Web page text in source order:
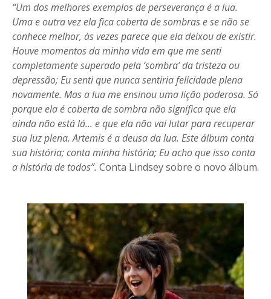
“Um dos melhores exemplos de perseverança é a lua.
Uma e outra vez ela fica coberta de sombras e se não se
conhece melhor, às vezes parece que ela deixou de existir.
Houve momentos da minha vida em que me senti
completamente superado pela ‘sombra’ da tristeza ou
depressão; Eu senti que nunca sentiria felicidade plena
novamente. Mas a lua me ensinou uma lição poderosa. Só
porque ela é coberta de sombra não significa que ela
ainda não está lá... e que ela não vai lutar para recuperar
sua luz plena. Artemis é a deusa da lua. Este álbum conta
sua história; conta minha história; Eu acho que isso conta
a história de todos”. Conta Lindsey sobre o novo álbum.